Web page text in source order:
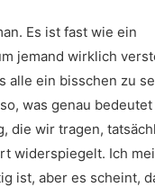
Es ist fast wie ein
jemand wirklich
alle ein bisschen zu
was genau bedeutet
die wir tragen,
widerspiegelt. Ich
ist, aber es scheint,